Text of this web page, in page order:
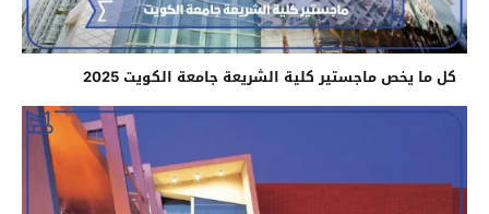
كل ما يخص ماجستير كلية الشريعة جامعة الكويت 2025